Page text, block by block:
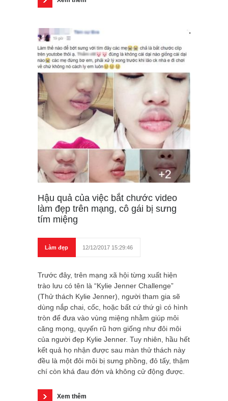
Hậu quả của việc bắt chước video
làm đẹp trên mạng, cô gái bị sưng
tím miệng
Làm đẹp 12/12/2017 15:29:46
Trước đây, trên mạng xã hội từng xuất hiện
trào lưu có tên là “Kylie Jenner Challenge”
(Thử thách Kylie Jenner), người tham gia sẽ
dùng nắp chai, cốc, hoặc bất cứ thứ gì có hình
tròn để đưa vào vùng miệng nhằm giúp môi
căng mọng, quyến rũ hơn giống như đôi môi
của người đẹp Kylie Jenner. Tuy nhiên, hầu hết
kết quả họ nhận được sau màn thử thách này
đều là một đôi môi bị sưng phồng, đỏ tấy, thậm
chí còn khá đau đớn và không cử động được.
Xem thêm